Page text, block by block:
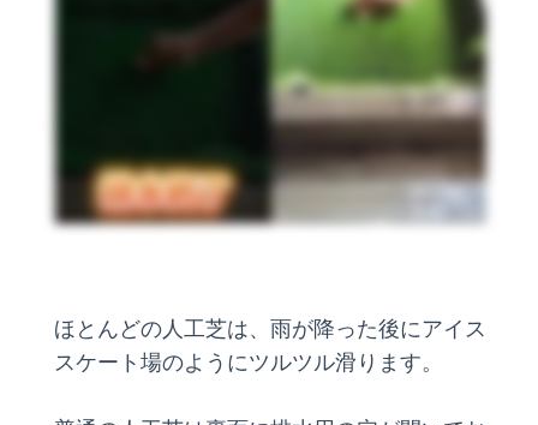
ほとんどの人工芝は、雨が降った後にアイス
スケート場のようにツルツル滑ります。